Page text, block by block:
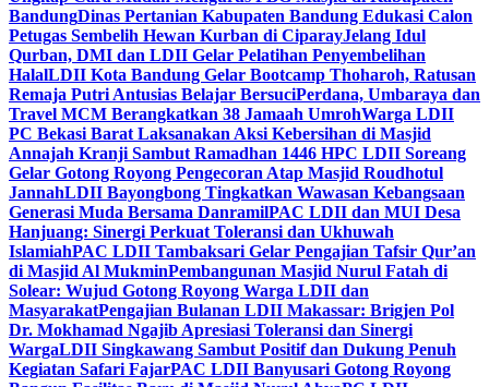
BandungDinas Pertanian Kabupaten Bandung Edukasi Calon
Petugas Sembelih Hewan Kurban di CiparayJelang Idul
Qurban, DMI dan LDII Gelar Pelatihan Penyembelihan
HalalLDII Kota Bandung Gelar Bootcamp Thoharoh, Ratusan
Remaja Putri Antusias Belajar BersuciPerdana, Umbaraya dan
Travel MCM Berangkatkan 38 Jamaah UmrohWarga LDII
PC Bekasi Barat Laksanakan Aksi Kebersihan di Masjid
Annajah Kranji Sambut Ramadhan 1446 HPC LDII Soreang
Gelar Gotong Royong Pengecoran Atap Masjid Roudhotul
JannahLDII Bayongbong Tingkatkan Wawasan Kebangsaan
Generasi Muda Bersama DanramilPAC LDII dan MUI Desa
Hanjuang: Sinergi Perkuat Toleransi dan Ukhuwah
IslamiahPAC LDII Tambaksari Gelar Pengajian Tafsir Qur’an
di Masjid Al MukminPembangunan Masjid Nurul Fatah di
Solear: Wujud Gotong Royong Warga LDII dan
MasyarakatPengajian Bulanan LDII Makassar: Brigjen Pol
Dr. Mokhamad Ngajib Apresiasi Toleransi dan Sinergi
WargaLDII Singkawang Sambut Positif dan Dukung Penuh
Kegiatan Safari FajarPAC LDII Banyusari Gotong Royong